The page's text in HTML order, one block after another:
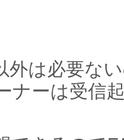
外は必要な
ナーは受信